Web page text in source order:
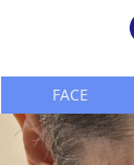
FACE